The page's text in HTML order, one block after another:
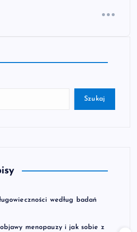
Szukaj
według badań
menopauzy i jak sobie z